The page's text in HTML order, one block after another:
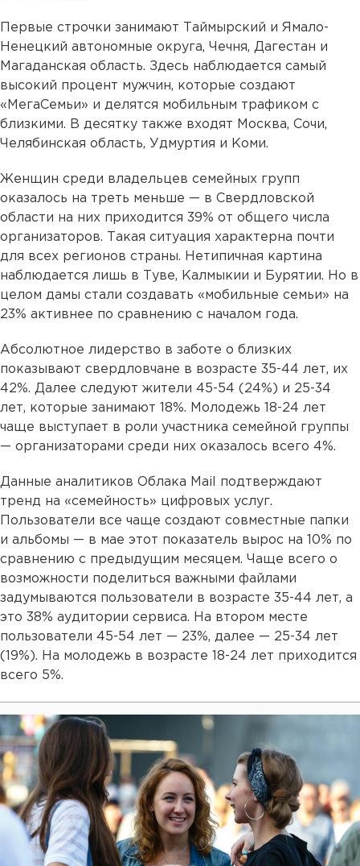
Первые строчки занимают Таймырский и Ямало-
Ненецкий автономные округа, Чечня, Дагестан и
Магаданская область. Здесь наблюдается самый
высокий процент мужчин, которые создают
«МегаСемьи» и делятся мобильным трафиком с
близкими. В десятку также входят Москва, Сочи,
Челябинская область, Удмуртия и Коми.
Женщин среди владельцев семейных групп
оказалось на треть меньше — в Свердловской
области на них приходится 39% от общего числа
организаторов. Такая ситуация характерна почти
для всех регионов страны. Нетипичная картина
наблюдается лишь в Туве, Калмыкии и Бурятии. Но в
целом дамы стали создавать «мобильные семьи» на
23% активнее по сравнению с началом года.
Абсолютное лидерство в заботе о близких
показывают свердловчане в возрасте 35-44 лет, их
42%. Далее следуют жители 45-54 (24%) и 25-34
лет, которые занимают 18%. Молодежь 18-24 лет
чаще выступает в роли участника семейной группы
— организаторами среди них оказалось всего 4%.
Данные аналитиков Облака Mail подтверждают
тренд на «семейность» цифровых услуг.
Пользователи все чаще создают совместные папки
и альбомы — в мае этот показатель вырос на 10% по
сравнению с предыдущим месяцем. Чаще всего о
возможности поделиться важными файлами
задумываются пользователи в возрасте 35-44 лет, а
это 38% аудитории сервиса. На втором месте
пользователи 45-54 лет — 23%, далее — 25-34 лет
(19%). На молодежь в возрасте 18-24 лет приходится
всего 5%.